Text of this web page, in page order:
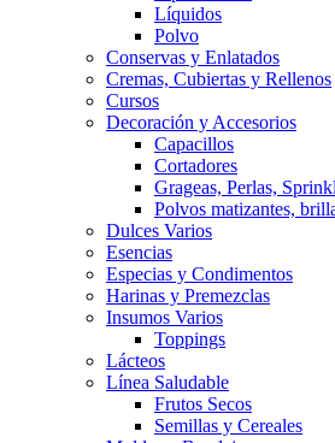
Líquidos
Polvo
Conservas y Enlatados
Cremas, Cubiertas y Rellenos
Cursos
Decoración y Accesorios
Capacillos
Cortadores
Grageas, Perlas,
Polvos matizantes,
Dulces Varios
Esencias
Especias y Condimentos
Harinas y Premezclas
Insumos Varios
Toppings
Lácteos
Línea Saludable
Frutos Secos
Semillas y Cereales